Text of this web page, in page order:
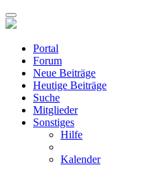
Portal
Forum
Neue Beiträge
Heutige Beiträge
Suche
Mitglieder
Sonstiges
Hilfe
Kalender